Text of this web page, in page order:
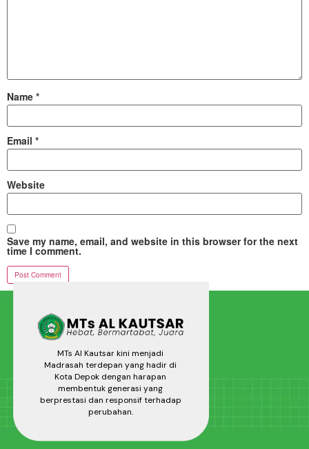
Name *
Email *
Website
Save my name, email, and website in this browser for the next
time I comment.
MTs Al Kautsar kini menjadi
Madrasah terdepan yang hadir di
Kota Depok dengan harapan
membentuk generasi yang
berprestasi dan responsif terhadap
perubahan.